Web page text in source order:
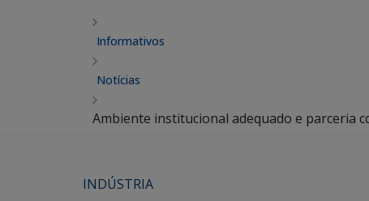
Informativos
Notícias
Ambiente institucional adequado e parceria
INDÚSTRIA